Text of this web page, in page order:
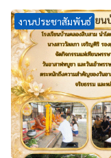
งานประชาสัมพันธ์